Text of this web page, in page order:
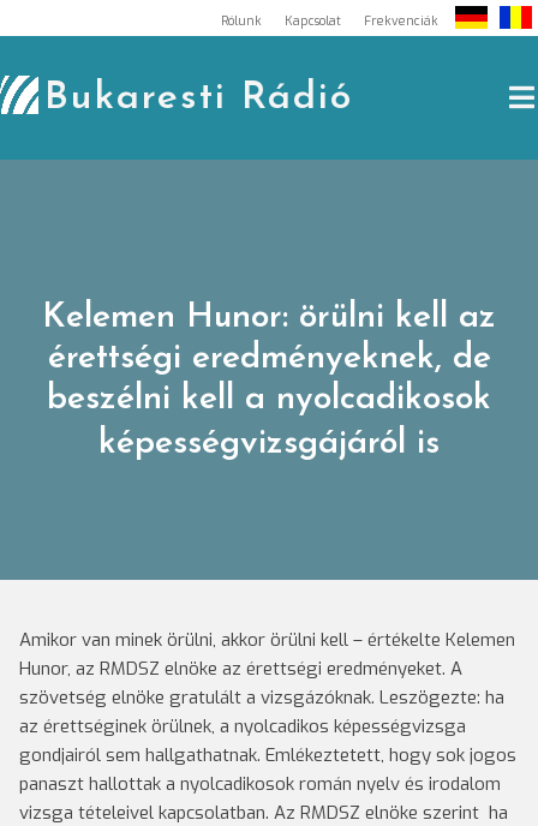
to
content
Rólunk Kapcsolat Frekvenciák
Bukaresti Rádió
Kelemen Hunor: örülni kell az
érettségi eredményeknek, de
beszélni kell a nyolcadikosok
képességvizsgájáról is
Amikor van minek örülni, akkor örülni kell – értékelte Kelemen
Hunor, az RMDSZ elnöke az érettségi eredményeket. A
szövetség elnöke gratulált a vizsgázóknak. Leszögezte: ha
az érettséginek örülnek, a nyolcadikos képességvizsga
gondjairól sem hallgathatnak. Emlékeztetett, hogy sok jogos
panaszt hallottak a nyolcadikosok román nyelv és irodalom
vizsga tételeivel kapcsolatban. Az RMDSZ elnöke szerint ha